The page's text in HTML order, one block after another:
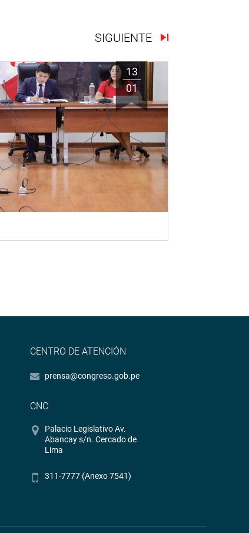
SIGUIENTE
13
01
CENTRO DE ATENCIÓN
prensa@congreso.gob.pe
CNC
Palacio Legislativo Av.
Abancay s/n. Cercado de
Lima
311-7777 (Anexo 7541)